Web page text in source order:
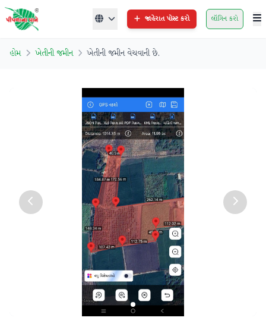
જાહેરાત પોસ્ટ કરો લૉગિન કરો
હોમ ખેતીની જમીન ખેતીની જમીન વેચવાની છે.